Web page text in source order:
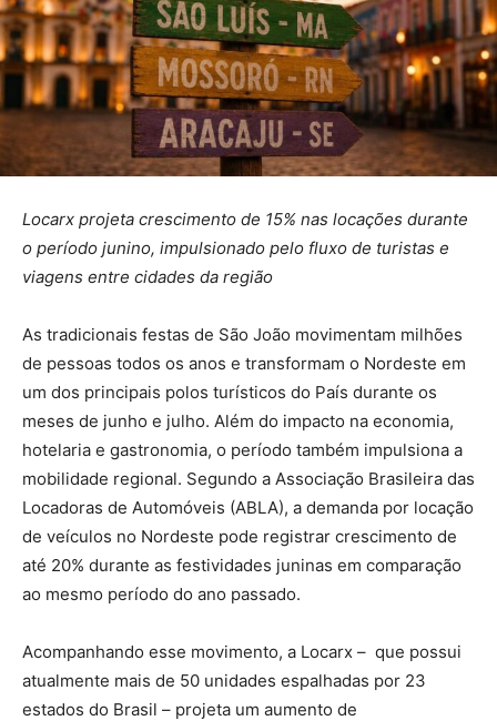
Locarx projeta crescimento de 15% nas locações durante
o período junino, impulsionado pelo fluxo de turistas e
viagens entre cidades da região
As tradicionais festas de São João movimentam milhões
de pessoas todos os anos e transformam o Nordeste em
um dos principais polos turísticos do País durante os
meses de junho e julho. Além do impacto na economia,
hotelaria e gastronomia, o período também impulsiona a
mobilidade regional. Segundo a Associação Brasileira das
Locadoras de Automóveis (ABLA), a demanda por locação
de veículos no Nordeste pode registrar crescimento de
até 20% durante as festividades juninas em comparação
ao mesmo período do ano passado.
Acompanhando esse movimento, a Locarx – que possui
atualmente mais de 50 unidades espalhadas por 23
estados do Brasil – projeta um aumento de